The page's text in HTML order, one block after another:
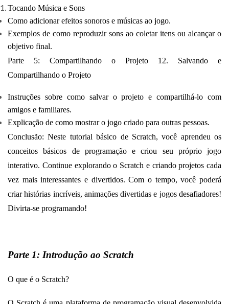
Tocando Música e Sons
Como adicionar efeitos sonoros e músicas ao jogo.
Exemplos de como reproduzir sons ao coletar itens ou alcançar o
objetivo final.
Parte 5: Compartilhando o Projeto 12. Salvando e
Compartilhando o Projeto
Instruções sobre como salvar o projeto e compartilhá-lo com
amigos e familiares.
Explicação de como mostrar o jogo criado para outras pessoas.
Conclusão: Neste tutorial básico de Scratch, você aprendeu os
conceitos básicos de programação e criou seu próprio jogo
interativo. Continue explorando o Scratch e criando projetos cada
vez mais interessantes e divertidos. Com o tempo, você poderá
criar histórias incríveis, animações divertidas e jogos desafiadores!
Divirta-se programando!
Parte 1: Introdução ao Scratch
O que é o Scratch?